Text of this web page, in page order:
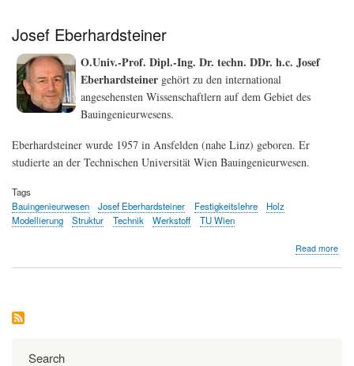
Josef Eberhardsteiner
O.Univ.-Prof. Dipl.-Ing. Dr. techn. DDr. h.c. Josef
Eberhardsteiner gehört zu den international
angesehensten Wissenschaftlern auf dem Gebiet des
Bauingenieurwesens.
Eberhardsteiner wurde 1957 in Ansfelden (nahe Linz) geboren. Er
studierte an der Technischen Universität Wien Bauingenieurwesen.
Tags
Bauingenieurwesen
Josef Eberhardsteiner Festigkeitslehre
Holz
Modellierung
Struktur Technik Werkstoff TU Wien
Read more
Search